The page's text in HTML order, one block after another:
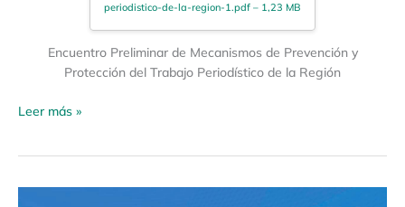
periodistico-de-la-region-1.pdf – 1,23 MB
Encuentro Preliminar de Mecanismos de Prevención y
Protección del Trabajo Periodístico de la Región
Leer más »